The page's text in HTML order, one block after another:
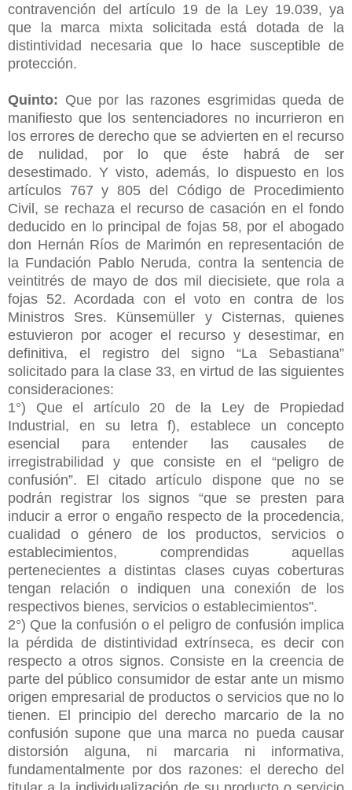
contravención del artículo 19 de la Ley 19.039, ya
que la marca mixta solicitada está dotada de la
distintividad necesaria que lo hace susceptible de
protección.
Quinto: Que por las razones esgrimidas queda de
manifiesto que los sentenciadores no incurrieron en
los errores de derecho que se advierten en el recurso
de nulidad, por lo que éste habrá de ser
desestimado. Y visto, además, lo dispuesto en los
artículos 767 y 805 del Código de Procedimiento
Civil, se rechaza el recurso de casación en el fondo
deducido en lo principal de fojas 58, por el abogado
don Hernán Ríos de Marimón en representación de
la Fundación Pablo Neruda, contra la sentencia de
veintitrés de mayo de dos mil diecisiete, que rola a
fojas 52. Acordada con el voto en contra de los
Ministros Sres. Künsemüller y Cisternas, quienes
estuvieron por acoger el recurso y desestimar, en
definitiva, el registro del signo “La Sebastiana”
solicitado para la clase 33, en virtud de las siguientes
consideraciones:
1°) Que el artículo 20 de la Ley de Propiedad
Industrial, en su letra f), establece un concepto
esencial para entender las causales de
irregistrabilidad y que consiste en el “peligro de
confusión”. El citado artículo dispone que no se
podrán registrar los signos “que se presten para
inducir a error o engaño respecto de la procedencia,
cualidad o género de los productos, servicios o
establecimientos, comprendidas aquellas
pertenecientes a distintas clases cuyas coberturas
tengan relación o indiquen una conexión de los
respectivos bienes, servicios o establecimientos”.
2°) Que la confusión o el peligro de confusión implica
la pérdida de distintividad extrínseca, es decir con
respecto a otros signos. Consiste en la creencia de
parte del público consumidor de estar ante un mismo
origen empresarial de productos o servicios que no lo
tienen. El principio del derecho marcario de la no
confusión supone que una marca no pueda causar
distorsión alguna, ni marcaria ni informativa,
fundamentalmente por dos razones: el derecho del